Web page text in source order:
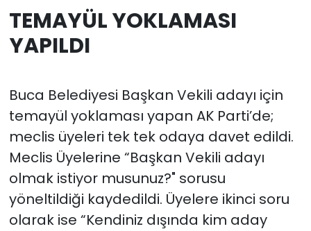
TEMAYÜL YOKLAMASI
YAPILDI
Buca Belediyesi Başkan Vekili adayı için
temayül yoklaması yapan AK Parti’de;
meclis üyeleri tek tek odaya davet edildi.
Meclis Üyelerine “Başkan Vekili adayı
olmak istiyor musunuz?" sorusu
yöneltildiği kaydedildi. Üyelere ikinci soru
olarak ise “Kendiniz dışında kim aday